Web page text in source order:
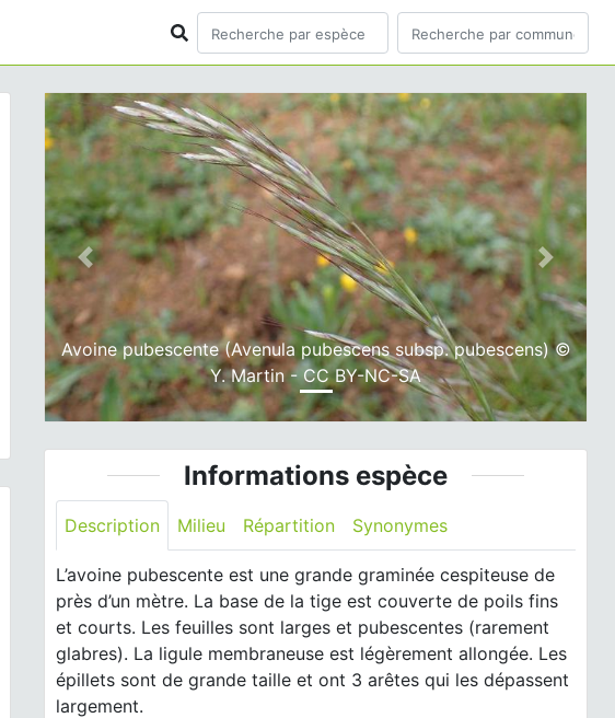
Avoine pubescente (Avenula pubescens subsp. pubescens) ©
Y. Martin - CC BY-NC-SA
Previous Next
Informations espèce
Description Milieu Répartition Synonymes
L’avoine pubescente est une grande graminée cespiteuse de
près d’un mètre. La base de la tige est couverte de poils fins
et courts. Les feuilles sont larges et pubescentes (rarement
glabres). La ligule membraneuse est légèrement allongée. Les
épillets sont de grande taille et ont 3 arêtes qui les dépassent
largement.